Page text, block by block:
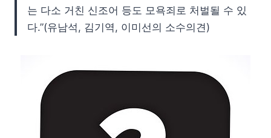
는 다소 거친 신조어 등도 모욕죄로 처벌될 수 있
다.”(유남석, 김기역, 이미선의 소수의견)